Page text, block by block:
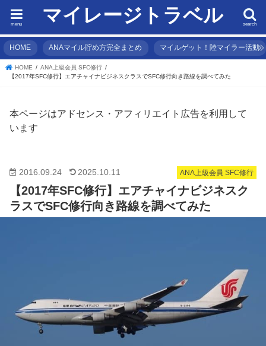
マイレージトラベル search
menu
HOME ANAマイル貯め方完全まとめ マイルゲット！陸マイラー活動
HOME
ANA上級会員 SFC修行
【2017年SFC修行】エアチャイナビジネスクラスでSFC修行向き路線を調べてみた
本ページはアドセンス・アフィリエイト広告を利用して
います
ANA上級会員 SFC修行
2016.09.24 2025.10.11
【2017年SFC修行】エアチャイナビジネスク
ラスでSFC修行向き路線を調べてみた